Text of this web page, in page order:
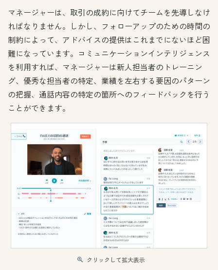
マネージャーは、取引の成約に向けてチームを先導しなけ
ればなりません。しかし、フォローアップのための時間の
制約によって、アドバイスの提供はこれまでにないほど困
難になっています。コミュニケーションインテリジェンス
を利用すれば、マネージャーは新人担当者のトレーニン
グ、優秀な担当者の特定、業績を左右する要因のパターン
の把握、通話内容の特定の箇所へのフィードバックを行う
ことができます。
クリックして拡大表示